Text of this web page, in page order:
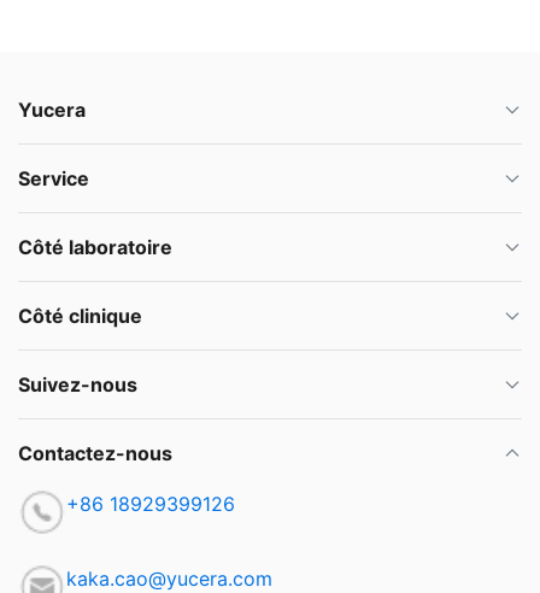
Yucera
Service
Côté laboratoire
Côté clinique
Suivez-nous
Contactez-nous
+86 18929399126
kaka.cao@yucera.com